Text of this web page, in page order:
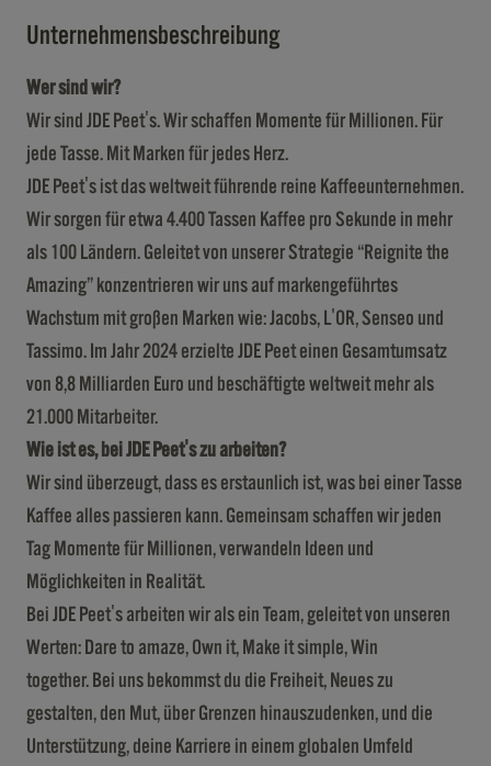
Unternehmensbeschreibung
Wer sind wir?
Wir sind JDE Peet's. Wir schaffen Momente für Millionen. Für
jede Tasse. Mit Marken für jedes Herz.
JDE Peet's ist das weltweit führende reine Kaffeeunternehmen.
Wir sorgen für etwa 4.400 Tassen Kaffee pro Sekunde in mehr
als 100 Ländern. Geleitet von unserer Strategie “Reignite the
Amazing” konzentrieren wir uns auf markengeführtes
Wachstum mit großen Marken wie: Jacobs, L'OR, Senseo und
Tassimo. Im Jahr 2024 erzielte JDE Peet einen Gesamtumsatz
von 8,8 Milliarden Euro und beschäftigte weltweit mehr als
21.000 Mitarbeiter.
Wie ist es, bei JDE Peet's zu arbeiten?
Wir sind überzeugt, dass es erstaunlich ist, was bei einer Tasse
Kaffee alles passieren kann. Gemeinsam schaffen wir jeden
Tag Momente für Millionen, verwandeln Ideen und
Möglichkeiten in Realität.
Bei JDE Peet's arbeiten wir als ein Team, geleitet von unseren
Werten: Dare to amaze, Own it, Make it simple, Win
together. Bei uns bekommst du die Freiheit, Neues zu
gestalten, den Mut, über Grenzen hinauszudenken, und die
Unterstützung, deine Karriere in einem globalen Umfeld